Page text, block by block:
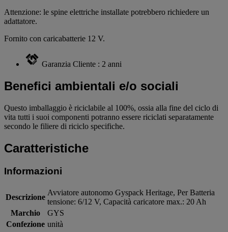
Attenzione: le spine elettriche installate potrebbero richiedere un
adattatore.
Fornito con caricabatterie 12 V.
Garanzia Cliente : 2 anni
Benefici ambientali e/o sociali
Questo imballaggio è riciclabile al 100%, ossia alla fine del ciclo di
vita tutti i suoi componenti potranno essere riciclati separatamente
secondo le filiere di riciclo specifiche.
Caratteristiche
Informazioni
Descrizione
Avviatore autonomo Gyspack Heritage, Per Batteria
tensione: 6/12 V, Capacità caricatore max.: 20 Ah
Marchio
GYS
Confezione unità